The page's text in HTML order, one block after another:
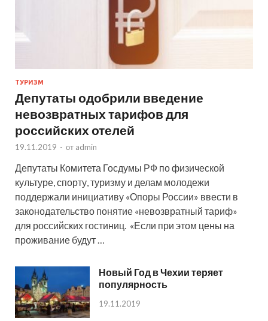
ТУРИЗМ
Депутаты одобрили введение
невозвратных тарифов для
российских отелей
19.11.2019 - от admin
Депутаты Комитета Госдумы РФ по физической
культуре, спорту, туризму и делам молодежи
поддержали инициативу «Опоры России» ввести в
законодательство понятие «невозвратный тариф»
для российских гостиниц. «Если при этом цены на
проживание будут …
Новый Год в Чехии теряет
популярность
19.11.2019